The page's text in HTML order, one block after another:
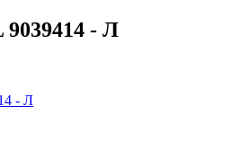
- Л